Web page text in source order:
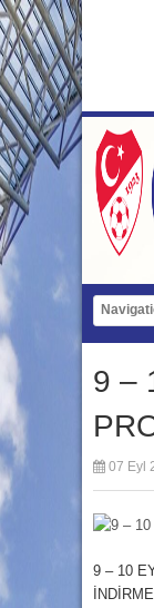
9 –
07 Eyl
9 – 10